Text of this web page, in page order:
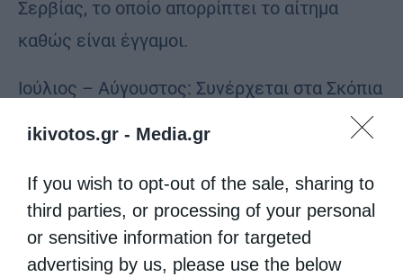
ikivotos.gr - Media.gr
If you wish to opt-out of the sale, sharing to
third parties, or processing of your personal
or sensitive information for targeted
advertising by us, please use the below
Σερβίας, το οποίο απορρίπτει το αίτημα
καθώς είναι έγγαμοι.
Ιούλιος – Αύγουστος: Συνέρχεται στα Σκόπια
«η Ολομέλεια του λεγομένου Συμβουλίου
Εκκλησίας εν Μακεδονία, η οποία
ασχολησθείσα την ρύθμισιν των
εκκλησιαστικών πραγμάτων της Σερβικής